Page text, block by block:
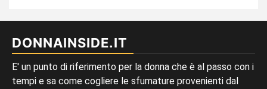
DONNAINSIDE.IT
E' un punto di riferimento per la donna che è al passo con i
tempi e sa come cogliere le sfumature provenienti dal